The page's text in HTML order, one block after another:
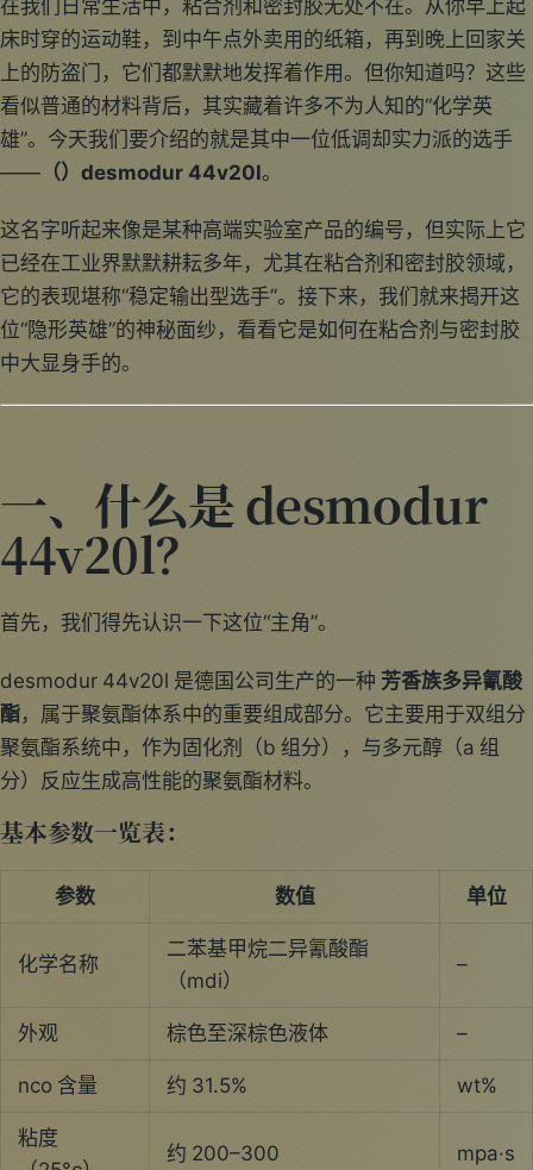
在我们日常生活中，粘合剂和密封胶无处不在。从你早上起
床时穿的运动鞋，到中午点外卖用的纸箱，再到晚上回家关
上的防盗门，它们都默默地发挥着作用。但你知道吗？这些
看似普通的材料背后，其实藏着许多不为人知的“化学英
雄”。今天我们要介绍的就是其中一位低调却实力派的选手
—— （）desmodur 44v20l。
这名字听起来像是某种高端实验室产品的编号，但实际上它
已经在工业界默默耕耘多年，尤其在粘合剂和密封胶领域，
它的表现堪称“稳定输出型选手”。接下来，我们就来揭开这
位“隐形英雄”的神秘面纱，看看它是如何在粘合剂与密封胶
中大显身手的。
一、什么是 desmodur
44v20l？
首先，我们得先认识一下这位“主角”。
desmodur 44v20l 是德国公司生产的一种 芳香族多异氰酸
酯，属于聚氨酯体系中的重要组成部分。它主要用于双组分
聚氨酯系统中，作为固化剂（b 组分），与多元醇（a 组
分）反应生成高性能的聚氨酯材料。
基本参数一览表：
参数 数值 单位
化学名称
二苯基甲烷二异氰酸酯
（mdi）
–
外观 棕色至深棕色液体
–
nco 含量
约 31.5%
wt%
粘度
约 200–300 mpa·s